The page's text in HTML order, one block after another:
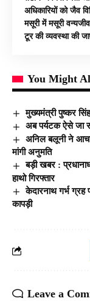
अधिकारियों को जैव
मसूरी में मसूरी
टूर की व्यवस्था की
You Might
मुख्यमंत्री पुष्कर
अब पर्यटक ऐसे जा
अनिल बलूनी ने
मांगी अनुमति
बड़ी खबर :
हाथो गिरफ्तार
केदारनाथ गर्भ
कापड़ी
Leave a